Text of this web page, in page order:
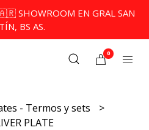
SHOWROOM EN GRAL SAN
BS AS.
0
- Termos y sets
PLATE